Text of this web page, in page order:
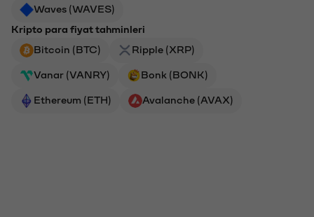
Waves (WAVES)
Kripto para fiyat tahminleri
Bitcoin (BTC)
Ripple (XRP)
Vanar (VANRY) Bonk (BONK)
Ethereum (ETH) Avalanche (AVAX)